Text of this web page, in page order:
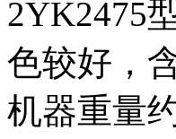
2YK2475
色较好，
机器重量